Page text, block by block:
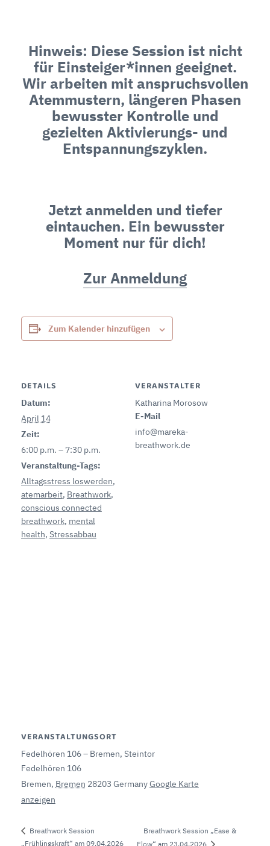
Hinweis: Diese Session ist nicht
für Einsteiger*innen geeignet.
Wir arbeiten mit anspruchsvollen
Atemmustern, längeren Phasen
bewusster Kontrolle und
gezielten Aktivierungs- und
Entspannungszyklen.
Jetzt anmelden und tiefer
eintauchen. Ein bewusster
Moment nur für dich!
Zur Anmeldung
Zum Kalender hinzufügen
DETAILS
Datum:
April 14
Zeit:
6:00 p.m. – 7:30 p.m.
Veranstaltung-Tags:
Alltagsstress loswerden,
atemarbeit, Breathwork,
conscious connected
breathwork, mental
health, Stressabbau
VERANSTALTER
Katharina Morosow
E-Mail
info@mareka-
breathwork.de
VERANSTALTUNGSORT
Fedelhören 106 – Bremen, Steintor
Fedelhören 106
Bremen, Bremen 28203 GermanyGoogle Karte
anzeigen
Breathwork Session
„Frühlingskraft“ am 09.04.2026
Breathwork Session „Ease &
Flow“ am 23.04.2026